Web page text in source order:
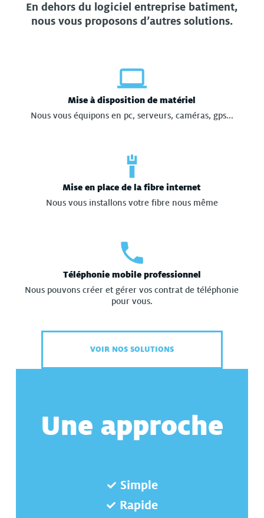
En dehors du logiciel entreprise batiment,
nous vous proposons d’autres solutions.
Mise à disposition de matériel
Nous vous équipons en pc, serveurs, caméras, gps...
Mise en place de la fibre internet
Nous vous installons votre fibre nous même
Téléphonie mobile professionnel
Nous pouvons créer et gérer vos contrat de téléphonie
pour vous.
VOIR NOS SOLUTIONS
Une approche
Simple
Rapide